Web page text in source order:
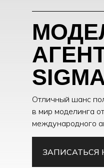
Отличный шанс
в мир моделинга
международного
ЗАПИСАТЬСЯ